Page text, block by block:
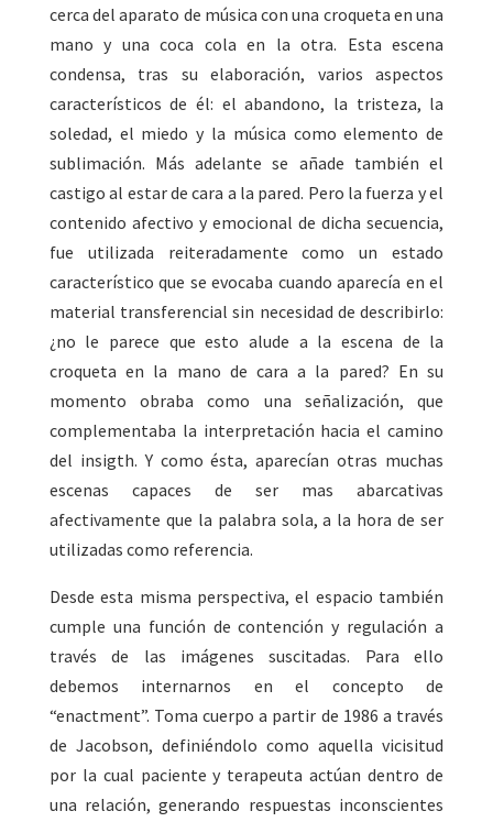
cerca del aparato de música con una croqueta en una
mano y una coca cola en la otra. Esta escena
condensa, tras su elaboración, varios aspectos
característicos de él: el abandono, la tristeza, la
soledad, el miedo y la música como elemento de
sublimación. Más adelante se añade también el
castigo al estar de cara a la pared. Pero la fuerza y el
contenido afectivo y emocional de dicha secuencia,
fue utilizada reiteradamente como un estado
característico que se evocaba cuando aparecía en el
material transferencial sin necesidad de describirlo:
¿no le parece que esto alude a la escena de la
croqueta en la mano de cara a la pared? En su
momento obraba como una señalización, que
complementaba la interpretación hacia el camino
del insigth. Y como ésta, aparecían otras muchas
escenas capaces de ser mas abarcativas
afectivamente que la palabra sola, a la hora de ser
utilizadas como referencia.
Desde esta misma perspectiva, el espacio también
cumple una función de contención y regulación a
través de las imágenes suscitadas. Para ello
debemos internarnos en el concepto de
“enactment”. Toma cuerpo a partir de 1986 a través
de Jacobson, definiéndolo como aquella vicisitud
por la cual paciente y terapeuta actúan dentro de
una relación, generando respuestas inconscientes